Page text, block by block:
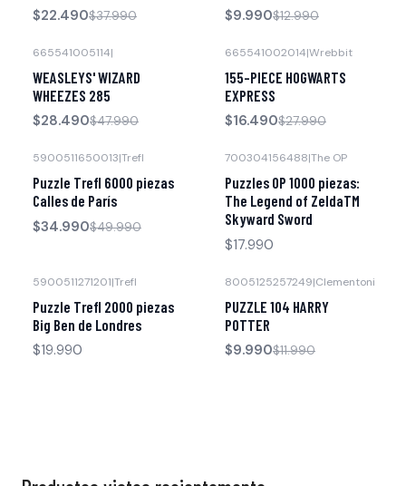
$22.490$37.990
$9.990$12.990
665541005114|
WEASLEYS' WIZARD
WHEEZES 285
$28.490$47.990
665541002014|Wrebbit
155-PIECE HOGWARTS
EXPRESS
$16.490$27.990
5900511650013|Trefl
Puzzle Trefl 6000 piezas
Calles de París
$34.990$49.990
700304156488|The OP
Puzzles OP 1000 piezas:
The Legend of ZeldaTM
Skyward Sword
$17.990
5900511271201|Trefl
Puzzle Trefl 2000 piezas
Big Ben de Londres
$19.990
8005125257249|Clementoni
PUZZLE 104 HARRY
POTTER
$9.990$11.990